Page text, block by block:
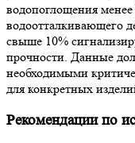
водопоглощения
водоотталкивающего
свыше 10%
прочности. Данные
необходимыми
для конкретных
Рекомендации по